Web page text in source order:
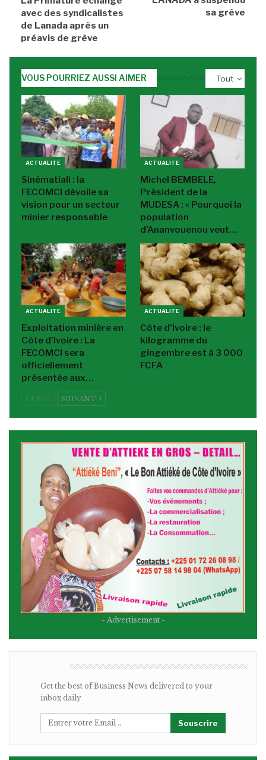
avec des syndicalistes
de Lanada après un
préavis de grève
sa grève
Tout
VOUS POURRIEZ AUSSI AIMER
ACTUALITE
Sinématiali : la
FECOMCI dévoile sa
vision pour un secteur
minier responsable
ACTUALITE
Michel BEMBELE,
Président de la
MUDESA : « Pourquoi la
population
d’Ananvouenou veut…
ACTUALITE
Exploitation minière en
Côte d’Ivoire : La
FECOMCI sera
officiellement
présentée aux…
ACTUALITE
Côte d’Ivoire : le
kilogramme du
gingembre est à 3 000
FCFA
PREC SUIVANT
- Advertisement -
Get the best of Business News delivered to your
inbox daily
Souscrire